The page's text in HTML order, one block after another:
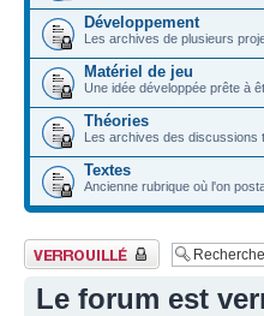
Développement
Les archives de plusieurs
Matériel de jeu
Une idée développée prête à
Théories
Les archives des discussions
Textes
Ancienne rubrique où l'on
Forum verrouillé
Le forum est